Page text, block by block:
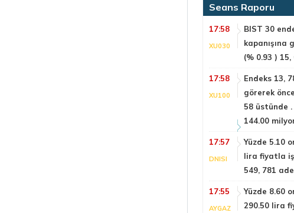
Seans Raporu
17:58
XU030
BIST 30
kapanışına
(% 0.93 ) 15,
17:58
XU100
Endeks 13,
görerek
58 üstünde
144.00
17:57
DNISI
Yüzde 5.10
lira fiyatla
549, 781
17:55
AYGAZ
Yüzde 8.60
290.50 lira